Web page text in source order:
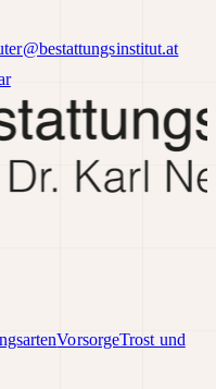
VorsorgeTrost und